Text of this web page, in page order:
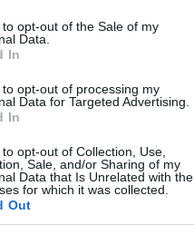
to opt-out of the Sale of my
Data.
In
to opt-out of processing my
Data for Targeted Advertising.
In
opt-out of Collection, Use,
Sale, and/or Sharing of my
Data that Is Unrelated with the
for which it was collected.
Out